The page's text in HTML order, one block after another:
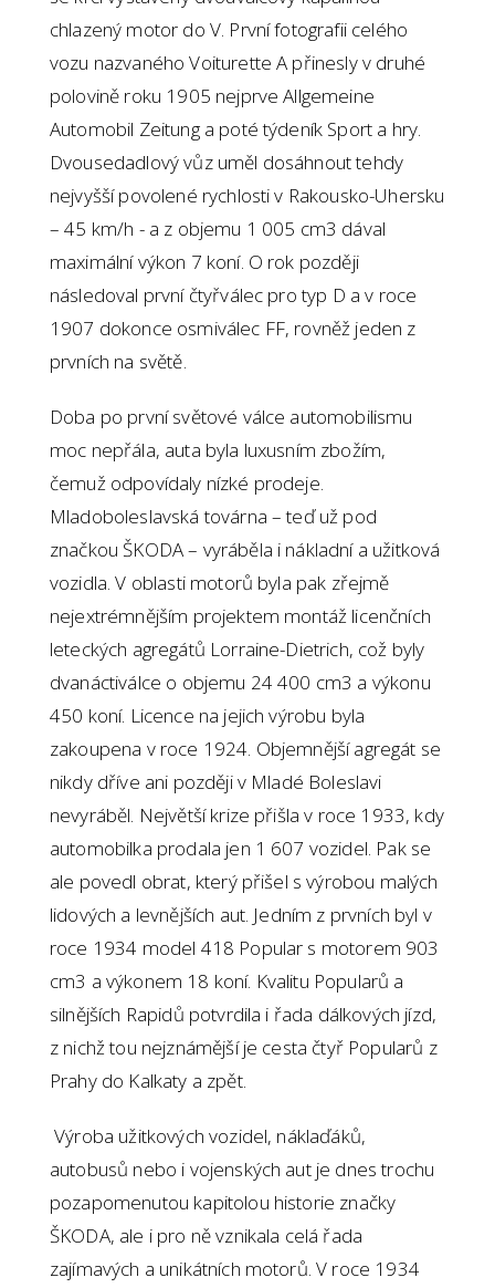
chlazený motor do V. První fotografii celého
vozu nazvaného Voiturette A přinesly v druhé
polovině roku 1905 nejprve Allgemeine
Automobil Zeitung a poté týdeník Sport a hry.
Dvousedadlový vůz uměl dosáhnout tehdy
nejvyšší povolené rychlosti v Rakousko-Uhersku
– 45 km/h - a z objemu 1 005 cm3 dával
maximální výkon 7 koní. O rok později
následoval první čtyřválec pro typ D a v roce
1907 dokonce osmiválec FF, rovněž jeden z
prvních na světě.
Doba po první světové válce automobilismu
moc nepřála, auta byla luxusním zbožím,
čemuž odpovídaly nízké prodeje.
Mladoboleslavská továrna – teď už pod
značkou ŠKODA – vyráběla i nákladní a užitková
vozidla. V oblasti motorů byla pak zřejmě
nejextrémnějším projektem montáž licenčních
leteckých agregátů Lorraine-Dietrich, což byly
dvanáctiválce o objemu 24 400 cm3 a výkonu
450 koní. Licence na jejich výrobu byla
zakoupena v roce 1924. Objemnější agregát se
nikdy dříve ani později v Mladé Boleslavi
nevyráběl. Největší krize přišla v roce 1933, kdy
automobilka prodala jen 1 607 vozidel. Pak se
ale povedl obrat, který přišel s výrobou malých
lidových a levnějších aut. Jedním z prvních byl v
roce 1934 model 418 Popular s motorem 903
cm3 a výkonem 18 koní. Kvalitu Popularů a
silnějších Rapidů potvrdila i řada dálkových jízd,
z nichž tou nejznámější je cesta čtyř Popularů z
Prahy do Kalkaty a zpět.
Výroba užitkových vozidel, náklaďáků,
autobusů nebo i vojenských aut je dnes trochu
pozapomenutou kapitolou historie značky
ŠKODA, ale i pro ně vznikala celá řada
zajímavých a unikátních motorů. V roce 1934